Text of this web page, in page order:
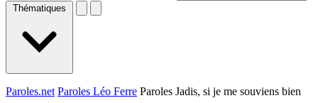
Thématiques
Paroles.net Paroles Léo Ferre Paroles Jadis, si je me souviens bien